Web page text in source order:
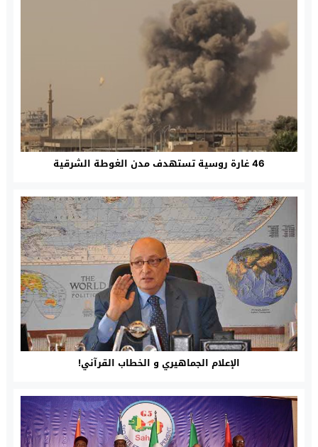
46 غارة روسية تستهدف مدن الغوطة الشرقية
الإعلام الجماهيري و الخطاب القرآني!